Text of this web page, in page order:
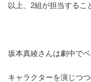
以上、2組が担当するこ
坂本真綾さんは劇中で
キャラクターを演じつ